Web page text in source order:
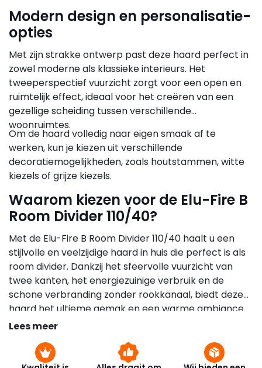
Modern design en personalisatie-
opties
Met zijn strakke ontwerp past deze haard perfect in
zowel moderne als klassieke interieurs. Het
tweeperspectief vuurzicht zorgt voor een open en
ruimtelijk effect, ideaal voor het creëren van een
gezellige scheiding tussen verschillende
woonruimtes.
Om de haard volledig naar eigen smaak af te
werken, kun je kiezen uit verschillende
decoratiemogelijkheden, zoals houtstammen, witte
kiezels of grijze kiezels.
Waarom kiezen voor de Elu-Fire B
Room Divider 110/40?
Met de Elu-Fire B Room Divider 110/40 haalt u een
stijlvolle en veelzijdige haard in huis die perfect is als
room divider. Dankzij het sfeervolle vuurzicht van
twee kanten, het energiezuinige verbruik en de
schone verbranding zonder rookkanaal, biedt deze
haard het ultieme gemak en een warme ambiance.
Lees meer